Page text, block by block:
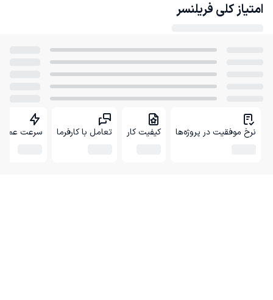
امتیاز کلی فریلنسر
نرخ موفقیت در پروژه‌ها کیفیت کار تعامل با کارفرما سرعت عمل